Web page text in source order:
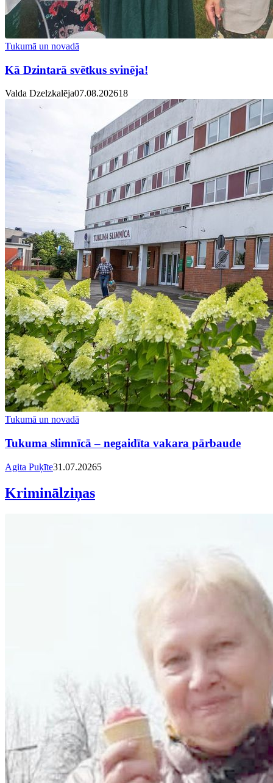
Tukumā un novadā
Kā Dzintarā svētkus svinēja!
Valda Dzelzkalēja07.08.202618
Tukumā un novadā
Tukuma slimnīcā – negaidīta vakara pārbaude
Agita Puķīte31.07.20265
Kriminālziņas